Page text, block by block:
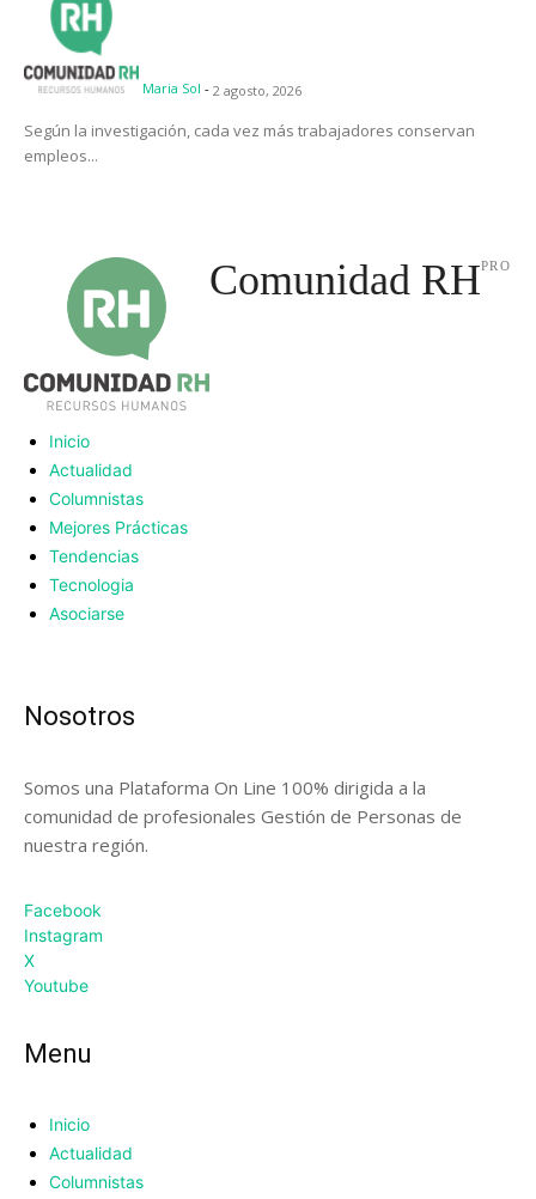
Maria Sol - 2 agosto, 2026
Según la investigación, cada vez más trabajadores conservan
empleos...
Comunidad RHPRO
Inicio
Actualidad
Columnistas
Mejores Prácticas
Tendencias
Tecnologia
Asociarse
Nosotros
Somos una Plataforma On Line 100% dirigida a la
comunidad de profesionales Gestión de Personas de
nuestra región.
Facebook
Instagram
X
Youtube
Menu
Inicio
Actualidad
Columnistas